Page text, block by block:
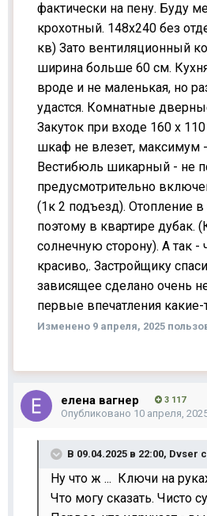
фактически на пену. Буду
крохотный. 148х240 без
кв) Зато вентиляционный
ширина больше 60 см.
вроде и не маленькая, но
удастся. Комнатные
Закуток при входе 160 х
шкаф не влезет, максимум
Вестибюль шикарный - не
предусмотрительно
(1к 2 подъезд). Отопление
поэтому в квартире дубак.
солнечную сторону). А так -
красиво,. Застройщику
зависящее сделано очень
первые впечатления какие-
Изменено 9 апреля, 2025
елена вагнер 3 117
Опубликовано 10 апреля,
В 09.04.2025 в 22:00, Dvser
Ну что ж ... Ключи на
Что могу сказать. Чисто